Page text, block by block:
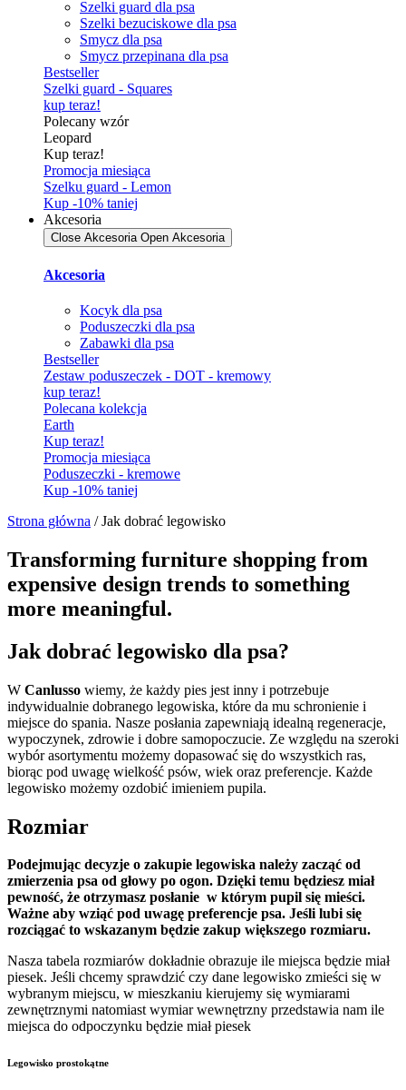
Szelki guard dla psa
Szelki bezuciskowe dla psa
Smycz dla psa
Smycz przepinana dla psa
Bestseller
Szelki guard - Squares
kup teraz!
Polecany wzór
Leopard
Kup teraz!
Promocja miesiąca
Szelku guard - Lemon
Kup -10% taniej
Akcesoria
Close Akcesoria Open Akcesoria
Akcesoria
Kocyk dla psa
Poduszeczki dla psa
Zabawki dla psa
Bestseller
Zestaw poduszeczek - DOT - kremowy
kup teraz!
Polecana kolekcja
Earth
Kup teraz!
Promocja miesiąca
Poduszeczki - kremowe
Kup -10% taniej
Strona główna / Jak dobrać legowisko
Transforming furniture shopping from
expensive design trends to something
more meaningful.
Jak dobrać legowisko dla psa?
W Canlusso wiemy, że każdy pies jest inny i potrzebuje
indywidualnie dobranego legowiska, które da mu schronienie i
miejsce do spania. Nasze posłania zapewniają idealną regeneracje,
wypoczynek, zdrowie i dobre samopoczucie. Ze względu na szeroki
wybór asortymentu możemy dopasować się do wszystkich ras,
biorąc pod uwagę wielkość psów, wiek oraz preferencje. Każde
legowisko możemy ozdobić imieniem pupila.
Rozmiar
Podejmując decyzje o zakupie legowiska należy zacząć od
zmierzenia psa od głowy po ogon. Dzięki temu będziesz miał
pewność, że otrzymasz posłanie w którym pupil się mieści.
Ważne aby wziąć pod uwagę preferencje psa. Jeśli lubi się
rozciągać to wskazanym będzie zakup większego rozmiaru.
Nasza tabela rozmiarów dokładnie obrazuje ile miejsca będzie miał
piesek. Jeśli chcemy sprawdzić czy dane legowisko zmieści się w
wybranym miejscu, w mieszkaniu kierujemy się wymiarami
zewnętrznymi natomiast wymiar wewnętrzny przedstawia nam ile
miejsca do odpoczynku będzie miał piesek
Legowisko prostokątne